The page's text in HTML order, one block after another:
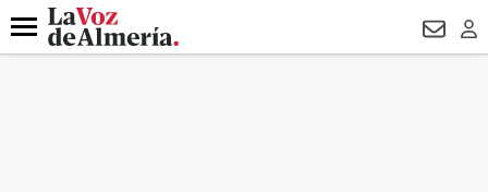
DESTACADO DRON UDA
Menú